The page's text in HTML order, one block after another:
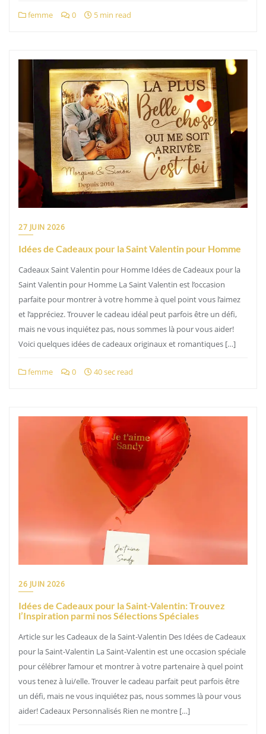
femme 0 5 min read
27 JUIN 2026
Idées de Cadeaux pour la Saint Valentin pour Homme
Cadeaux Saint Valentin pour Homme Idées de Cadeaux pour la
Saint Valentin pour Homme La Saint Valentin est l’occasion
parfaite pour montrer à votre homme à quel point vous l’aimez
et l’appréciez. Trouver le cadeau idéal peut parfois être un défi,
mais ne vous inquiétez pas, nous sommes là pour vous aider!
Voici quelques idées de cadeaux originaux et romantiques […]
femme 0 40 sec read
26 JUIN 2026
Idées de Cadeaux pour la Saint-Valentin: Trouvez
l’Inspiration parmi nos Sélections Spéciales
Article sur les Cadeaux de la Saint-Valentin Des Idées de Cadeaux
pour la Saint-Valentin La Saint-Valentin est une occasion spéciale
pour célébrer l’amour et montrer à votre partenaire à quel point
vous tenez à lui/elle. Trouver le cadeau parfait peut parfois être
un défi, mais ne vous inquiétez pas, nous sommes là pour vous
aider! Cadeaux Personnalisés Rien ne montre […]